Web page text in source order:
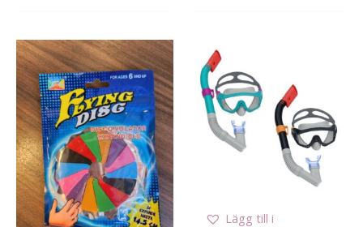
89,00 kr.79,00 kr.
Lägg till i